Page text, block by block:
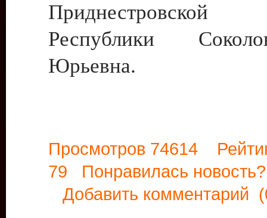
Приднестровской
Республики
Юрьевна.
Просмотров 74614
79 Понравилась
Добавить комментарий